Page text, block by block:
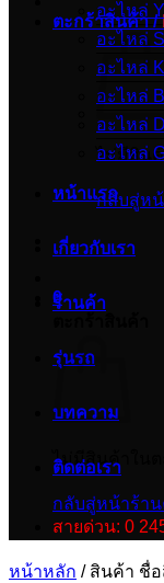
ตะกร้าสินค้า /
ไม่มีสินค้
กลับสู่ห
0
ไม่มีสินค้าในต
กลับสู่หน้าร้า
อะไหล่
อะไหล่
อะไหล่
อะไหล่
อะไหล่
อะไหล่
หน้าแรก
เกี่ยวกับเรา
ร้านค้า
รุ่นรถ
บทความ
ติดต่อเรา
สายด่วน: 0
หน้าหลัก /สินค้า ชื่อ